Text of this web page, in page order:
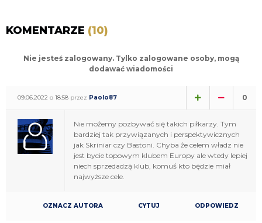
KOMENTARZE (10)
Nie jesteś zalogowany. Tylko zalogowane osoby, mogą
dodawać wiadomości
09.06.2022 o 18:58 przez Paolo87 0
Nie możemy pozbywać się takich piłkarzy. Tym
bardziej tak przywiązanych i perspektywicznych
jak Skriniar czy Bastoni. Chyba że celem władz nie
jest bycie topowym klubem Europy ale wtedy lepiej
niech sprzedadzą klub, komuś kto będzie miał
najwyższe cele.
OZNACZ AUTORA CYTUJ ODPOWIEDZ